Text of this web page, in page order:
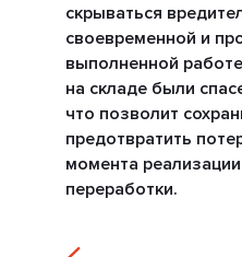
скрываться
своевременной и
выполненной
на складе были
что позволит
предотвратить
момента
переработки.